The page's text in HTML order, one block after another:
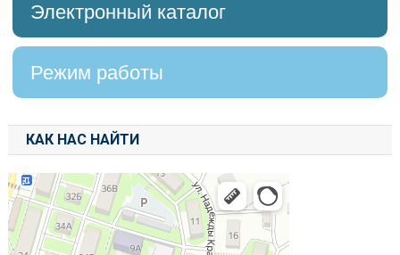
Электронный каталог
Режим работы
КАК НАС НАЙТИ